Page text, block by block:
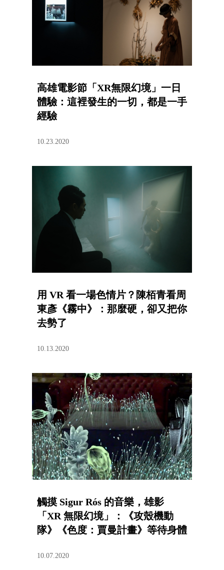
高雄電影節「XR無限幻境」一日
體驗：這裡發生的一切，都是一手
經驗
10.23.2020
用 VR 看一場色情片？陳栢青看周
東彥《霧中》：那麼硬，卻又把你
去勢了
10.13.2020
觸摸 Sigur Rós 的音樂，雄影
「XR 無限幻境」：《攻殼機動
隊》《色度：賈曼計畫》等待身體
10.07.2020